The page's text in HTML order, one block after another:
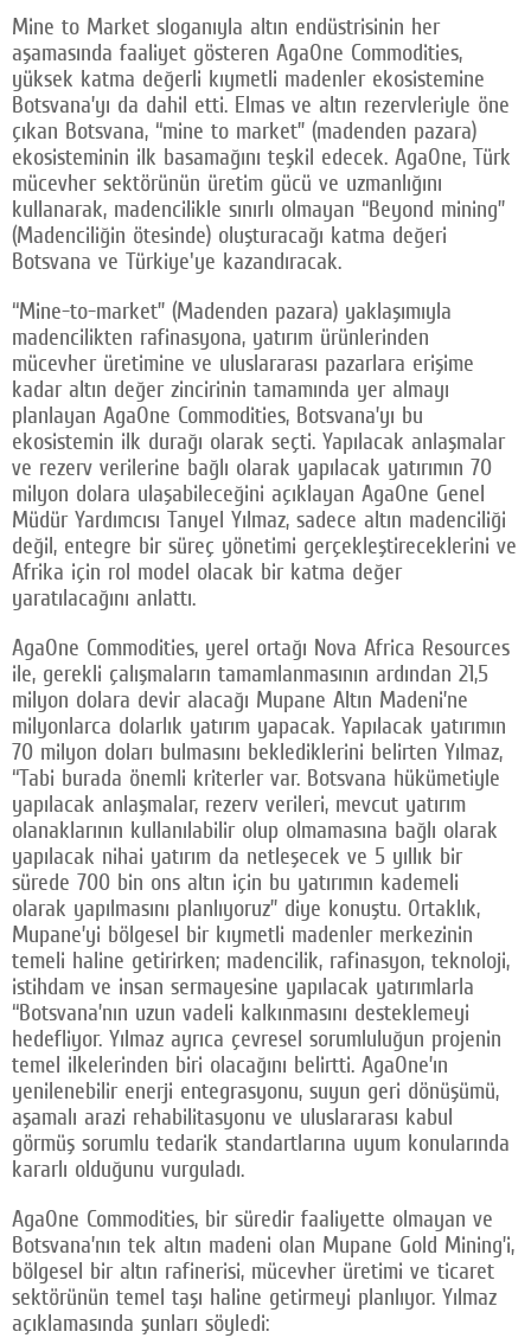
Mine to Market sloganıyla altın endüstrisinin her
aşamasında faaliyet gösteren AgaOne Commodities,
yüksek katma değerli kıymetli madenler ekosistemine
Botsvana’yı da dahil etti. Elmas ve altın rezervleriyle öne
çıkan Botsvana, “mine to market” (madenden pazara)
ekosisteminin ilk basamağını teşkil edecek. AgaOne, Türk
mücevher sektörünün üretim gücü ve uzmanlığını
kullanarak, madencilikle sınırlı olmayan “Beyond mining”
(Madenciliğin ötesinde) oluşturacağı katma değeri
Botsvana ve Türkiye'ye kazandıracak.
“Mine-to-market” (Madenden pazara) yaklaşımıyla
madencilikten rafinasyona, yatırım ürünlerinden
mücevher üretimine ve uluslararası pazarlara erişime
kadar altın değer zincirinin tamamında yer almayı
planlayan AgaOne Commodities, Botsvana’yı bu
ekosistemin ilk durağı olarak seçti. Yapılacak anlaşmalar
ve rezerv verilerine bağlı olarak yapılacak yatırımın 70
milyon dolara ulaşabileceğini açıklayan AgaOne Genel
Müdür Yardımcısı Tanyel Yılmaz, sadece altın madenciliği
değil, entegre bir süreç yönetimi gerçekleştireceklerini ve
Afrika için rol model olacak bir katma değer
yaratılacağını anlattı.
AgaOne Commodities, yerel ortağı Nova Africa Resources
ile, gerekli çalışmaların tamamlanmasının ardından 21,5
milyon dolara devir alacağı Mupane Altın Madeni’ne
milyonlarca dolarlık yatırım yapacak. Yapılacak yatırımın
70 milyon doları bulmasını beklediklerini belirten Yılmaz,
“Tabi burada önemli kriterler var. Botsvana hükümetiyle
yapılacak anlaşmalar, rezerv verileri, mevcut yatırım
olanaklarının kullanılabilir olup olmamasına bağlı olarak
yapılacak nihai yatırım da netleşecek ve 5 yıllık bir
sürede 700 bin ons altın için bu yatırımın kademeli
olarak yapılmasını planlıyoruz” diye konuştu. Ortaklık,
Mupane’yi bölgesel bir kıymetli madenler merkezinin
temeli haline getirirken; madencilik, rafinasyon, teknoloji,
istihdam ve insan sermayesine yapılacak yatırımlarla
“Botsvana’nın uzun vadeli kalkınmasını desteklemeyi
hedefliyor. Yılmaz ayrıca çevresel sorumluluğun projenin
temel ilkelerinden biri olacağını belirtti. AgaOne’ın
yenilenebilir enerji entegrasyonu, suyun geri dönüşümü,
aşamalı arazi rehabilitasyonu ve uluslararası kabul
görmüş sorumlu tedarik standartlarına uyum konularında
kararlı olduğunu vurguladı.
AgaOne Commodities, bir süredir faaliyette olmayan ve
Botsvana’nın tek altın madeni olan Mupane Gold Mining’i,
bölgesel bir altın rafinerisi, mücevher üretimi ve ticaret
sektörünün temel taşı haline getirmeyi planlıyor. Yılmaz
açıklamasında şunları söyledi: